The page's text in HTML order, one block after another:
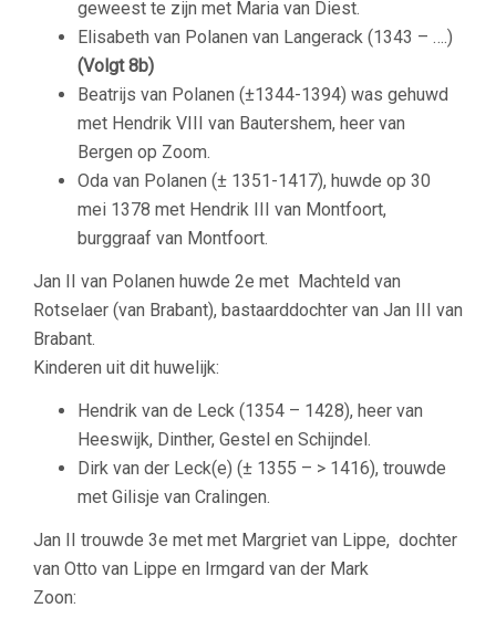
geweest te zijn met Maria van Diest.
Elisabeth van Polanen van Langerack (1343 – ….)
(Volgt 8b)
Beatrijs van Polanen (±1344-1394) was gehuwd
met Hendrik VIII van Bautershem, heer van
Bergen op Zoom.
Oda van Polanen (± 1351-1417), huwde op 30
mei 1378 met Hendrik III van Montfoort,
burggraaf van Montfoort.
Jan II van Polanen huwde 2e met Machteld van
Rotselaer (van Brabant), bastaarddochter van Jan III van
Brabant.
Kinderen uit dit huwelijk:
Hendrik van de Leck (1354 – 1428), heer van
Heeswijk, Dinther, Gestel en Schijndel.
Dirk van der Leck(e) (± 1355 – > 1416), trouwde
met Gilisje van Cralingen.
Jan II trouwde 3e met met Margriet van Lippe, dochter
van Otto van Lippe en Irmgard van der Mark
Zoon: